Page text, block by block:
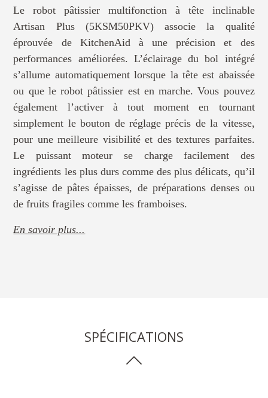
Le robot pâtissier multifonction à tête inclinable
Artisan Plus (5KSM50PKV) associe la qualité
éprouvée de KitchenAid à une précision et des
performances améliorées. L’éclairage du bol intégré
s’allume automatiquement lorsque la tête est abaissée
ou que le robot pâtissier est en marche. Vous pouvez
également l’activer à tout moment en tournant
simplement le bouton de réglage précis de la vitesse,
pour une meilleure visibilité et des textures parfaites.
Le puissant moteur se charge facilement des
ingrédients les plus durs comme des plus délicats, qu’il
s’agisse de pâtes épaisses, de préparations denses ou
de fruits fragiles comme les framboises.
En savoir plus...
SPÉCIFICATIONS